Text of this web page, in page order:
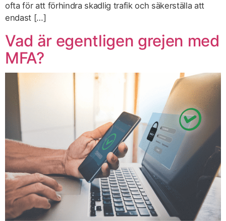
ofta för att förhindra skadlig trafik och säkerställa att
endast […]
Vad är egentligen grejen med
MFA?